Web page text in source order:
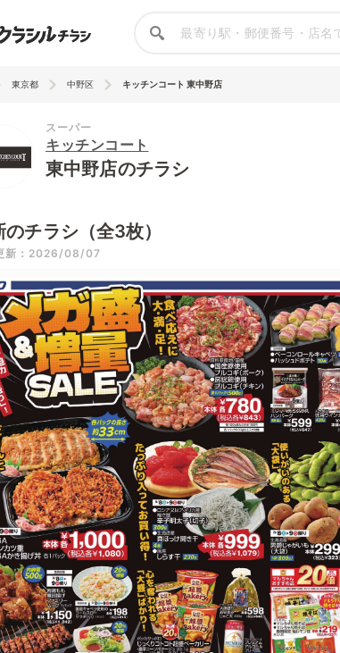
東京都 中野区 キッチンコート 東中野店
スーパー
キッチンコート
東中野店のチラシ
のチラシ（全3枚）
新：2026/08/07